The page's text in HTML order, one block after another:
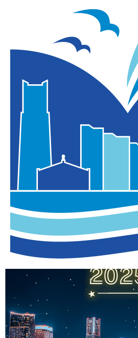
横浜観光TOP
横浜イルミネーション・クリスマス特集
2025年12月18日 更新／2025年10月